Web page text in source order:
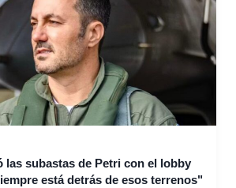
las subastas de Petri con el lobby
está detrás de esos terrenos"